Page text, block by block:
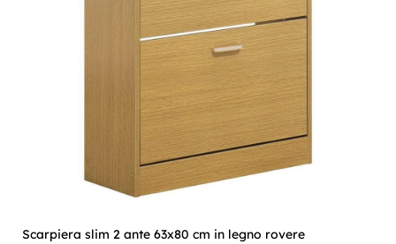
Scarpiera slim 2 ante 63x80 cm in legno rovere